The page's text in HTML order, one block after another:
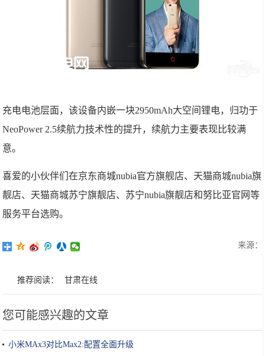
充电电池层面，该设备内嵌一块2950mAh大空间锂电，归功于
NeoPower 2.5续航力技术性的提升，续航力主要表现比较满
意。
喜爱的小伙伴们在京东商城nubia官方旗舰店、天猫商城nubia旗
靓店、天猫商城苏宁旗靓店、苏宁nubia旗靓店和努比亚官网等
服务平台选购。
来源：
推荐阅读： 甘肃在线
您可能感兴趣的文章
小米MAx3对比Max2:配置全面升级